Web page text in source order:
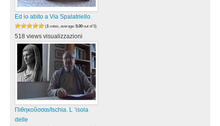
Ed io abito a Via Spalatriello.
(1 votes, average: 5,00 out of 5)
518 views visualizzazioni
Πιθηκοῦσσαι/Ischia. L ‘isola
delle